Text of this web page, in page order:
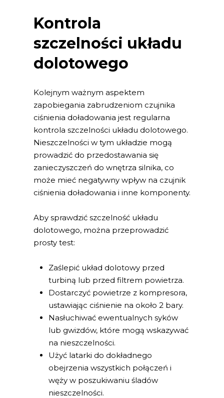
Kontrola
szczelności układu
dolotowego
Kolejnym ważnym aspektem
zapobiegania zabrudzeniom czujnika
ciśnienia doładowania jest regularna
kontrola szczelności układu dolotowego.
Nieszczelności w tym układzie mogą
prowadzić do przedostawania się
zanieczyszczeń do wnętrza silnika, co
może mieć negatywny wpływ na czujnik
ciśnienia doładowania i inne komponenty.
Aby sprawdzić szczelność układu
dolotowego, można przeprowadzić
prosty test:
Zaślepić układ dolotowy przed
turbiną lub przed filtrem powietrza.
Dostarczyć powietrze z kompresora,
ustawiając ciśnienie na około 2 bary.
Nasłuchiwać ewentualnych syków
lub gwizdów, które mogą wskazywać
na nieszczelności.
Użyć latarki do dokładnego
obejrzenia wszystkich połączeń i
węży w poszukiwaniu śladów
nieszczelności.